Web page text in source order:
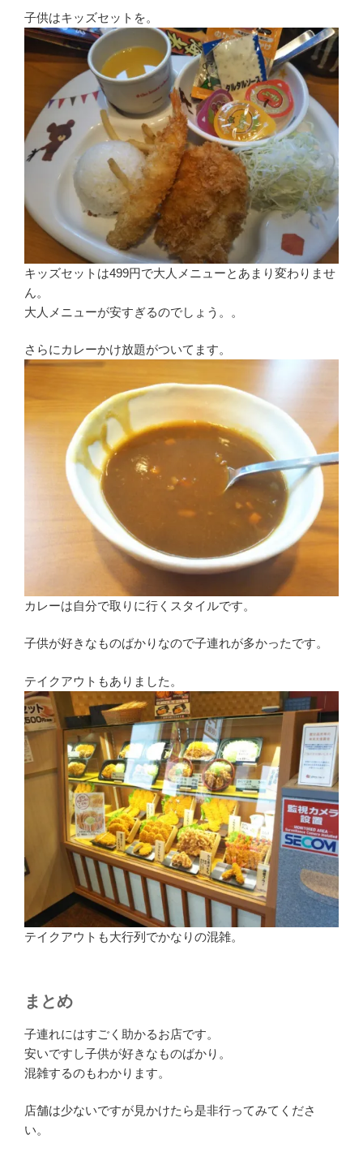
子供はキッズセットを。
キッズセットは499円で大人メニューとあまり変わりませ
ん。
大人メニューが安すぎるのでしょう。。
さらにカレーかけ放題がついてます。
カレーは自分で取りに行くスタイルです。
子供が好きなものばかりなので子連れが多かったです。
テイクアウトもありました。
テイクアウトも大行列でかなりの混雑。
まとめ
子連れにはすごく助かるお店です。
安いですし子供が好きなものばかり。
混雑するのもわかります。
店舗は少ないですが見かけたら是非行ってみてくださ
い。